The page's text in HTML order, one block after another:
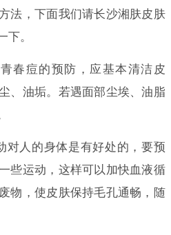
法，下面我们请长沙湘肤皮肤
下。
春痘的预防，应基本清洁皮
、油垢。若遇面部尘埃、油脂
对人的身体是有好处的，要预
些运动，这样可以加快血液循
物，使皮肤保持毛孔通畅，随